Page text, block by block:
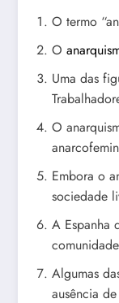
O termo
O
Uma das
O
Embora o
sociedade
A Espanha
Algumas
ausência